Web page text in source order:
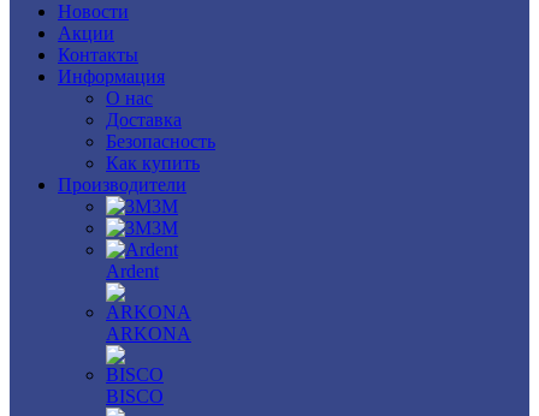
Новости
Акции
Контакты
Информация
О нас
Доставка
Безопасность
Как купить
Производители
3M
3М
Ardent
ARKONA
BISCO